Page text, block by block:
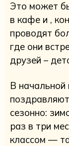
Это может
в кафе и ,
проводят
где они
друзей –
В
сезонно:
раз в три
классом —